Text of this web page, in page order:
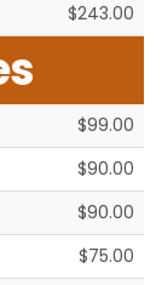
$243.00
$99.00
$90.00
$90.00
$75.00